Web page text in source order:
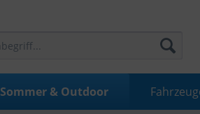
Sommer & Outdoor